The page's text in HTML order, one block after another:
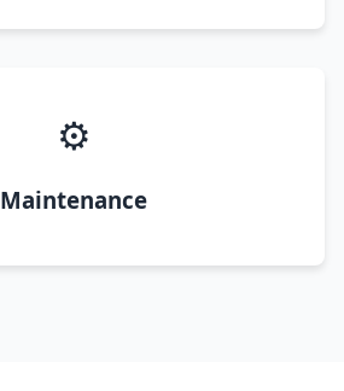
⚙️
Maintenance